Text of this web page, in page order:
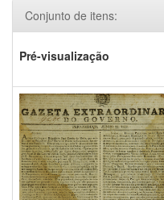
Conjunto de itens:
Pré-visualização